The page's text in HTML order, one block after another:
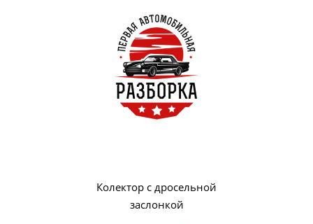
Колектор с дросельной
заслонкой